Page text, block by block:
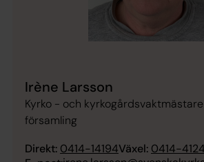
Irène Larsson
Kyrko - och
församling
Direkt: 0414-14194Växel: 0414-